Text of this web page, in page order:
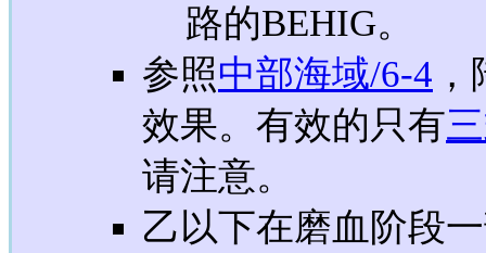
路的BEHIG。
参照中部海域/6-4
效果。有效的只有
请注意。
乙以下在磨血阶段